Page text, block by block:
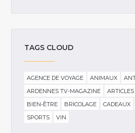
TAGS CLOUD
AGENCE DE VOYAGE ANIMAUX
ARDENNES TV-MAGAZINE
BIEN-ÊTRE
BRICOLAGE CADEAUX
SPORTS
VIN